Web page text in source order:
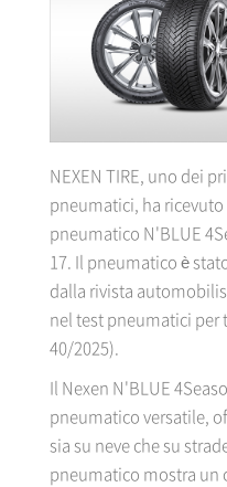
NEXEN TIRE, uno dei
pneumatici, ha
pneumatico N'BLUE
17. Il pneumatico è
dalla rivista
nel test pneumatici per
40/2025).
Il Nexen N'BLUE
pneumatico versatile,
sia su neve che su
pneumatico mostra